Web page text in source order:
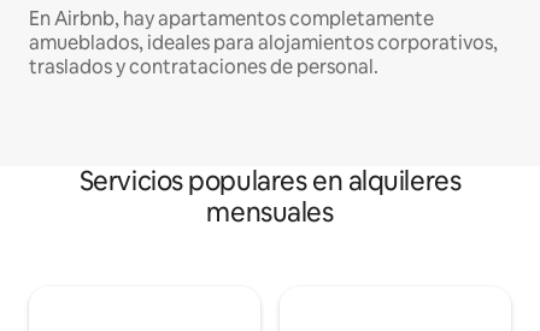
En Airbnb, hay apartamentos completamente
amueblados, ideales para alojamientos corporativos,
traslados y contrataciones de personal.
Servicios populares en alquileres
mensuales